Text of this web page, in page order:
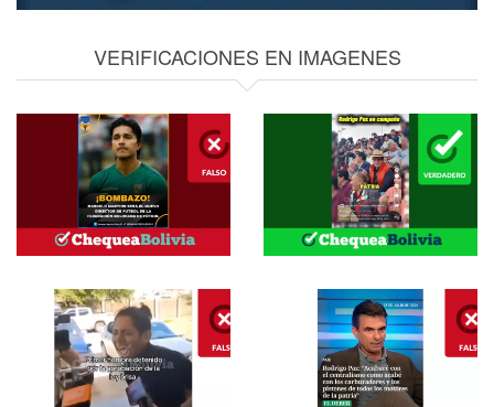
VERIFICACIONES EN IMAGENES